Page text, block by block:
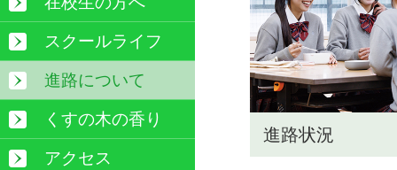
スクールライフ
進路について
くすの木の香り
アクセス
進路状況